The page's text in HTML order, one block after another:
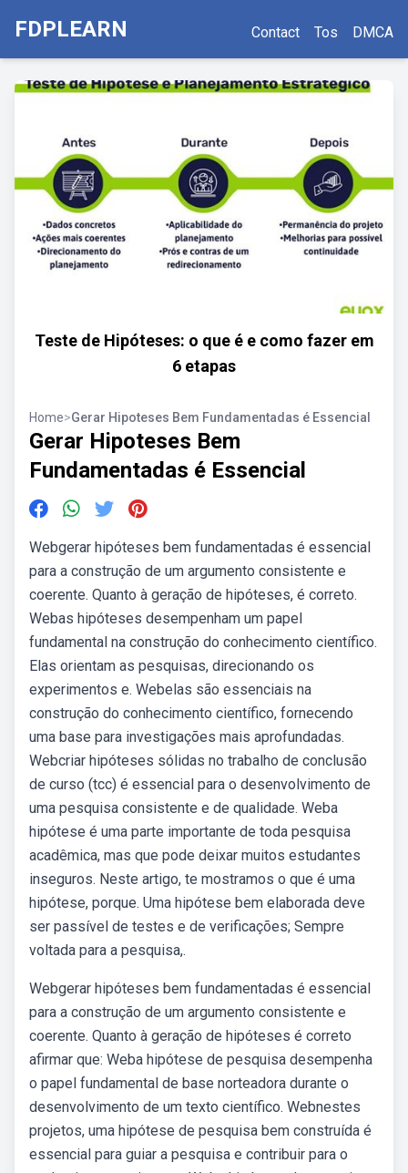
FDPLEARN Contact Tos DMCA
Teste de Hipóteses: o que é e como fazer em
6 etapas
Home>Gerar Hipoteses Bem Fundamentadas é Essencial
Gerar Hipoteses Bem
Fundamentadas é Essencial
Webgerar hipóteses bem fundamentadas é essencial
para a construção de um argumento consistente e
coerente. Quanto à geração de hipóteses, é correto.
Webas hipóteses desempenham um papel
fundamental na construção do conhecimento científico.
Elas orientam as pesquisas, direcionando os
experimentos e. Webelas são essenciais na
construção do conhecimento científico, fornecendo
uma base para investigações mais aprofundadas.
Webcriar hipóteses sólidas no trabalho de conclusão
de curso (tcc) é essencial para o desenvolvimento de
uma pesquisa consistente e de qualidade. Weba
hipótese é uma parte importante de toda pesquisa
acadêmica, mas que pode deixar muitos estudantes
inseguros. Neste artigo, te mostramos o que é uma
hipótese, porque. Uma hipótese bem elaborada deve
ser passível de testes e de verificações; Sempre
voltada para a pesquisa,.
Webgerar hipóteses bem fundamentadas é essencial
para a construção de um argumento consistente e
coerente. Quanto à geração de hipóteses é correto
afirmar que: Weba hipótese de pesquisa desempenha
o papel fundamental de base norteadora durante o
desenvolvimento de um texto científico. Webnestes
projetos, uma hipótese de pesquisa bem construída é
essencial para guiar a pesquisa e contribuir para o